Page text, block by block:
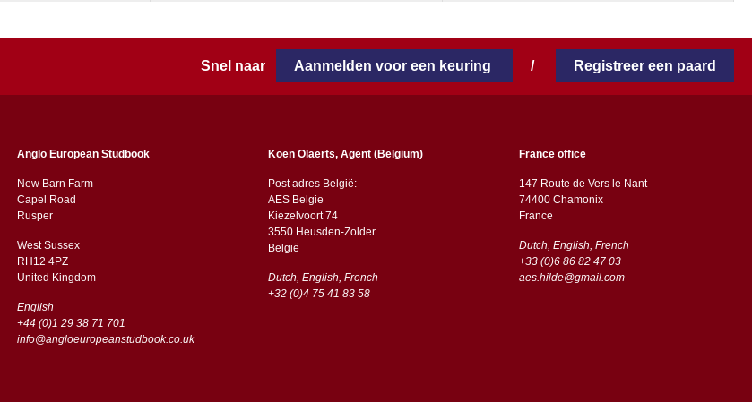
Snel naar Aanmelden voor een keuring / Registreer een paard
Anglo European Studbook
New Barn Farm
Capel Road
​​Rusper
West Sussex
RH12 4PZ
​​United Kingdom
English
+44 (0)1 29 38 71 701
info@angloeuropeanstudbook.co.uk
Koen Olaerts, Agent (Belgium)
Post adres België:
AES Belgie
Kiezelvoort 74
3550 Heusden-Zolder
België
Dutch, English, French
+32 (0)4 75 41 83 58
France office
147 Route de Vers le Nant
74400 Chamonix
France
Dutch, English, French
+33 (0)6 86 82 47 03
aes.hilde@gmail.com